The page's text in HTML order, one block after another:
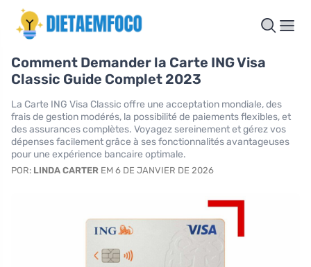
Comment Demander la Carte ING Visa
Classic Guide Complet 2023
La Carte ING Visa Classic offre une acceptation mondiale, des
frais de gestion modérés, la possibilité de paiements flexibles, et
des assurances complètes. Voyagez sereinement et gérez vos
dépenses facilement grâce à ses fonctionnalités avantageuses
pour une expérience bancaire optimale.
POR: LINDA CARTER EM 6 DE JANVIER DE 2026